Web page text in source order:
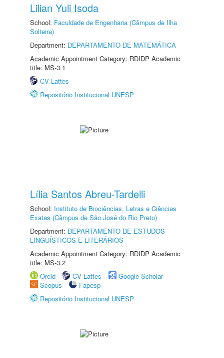
Lilian Yuli Isoda
School: Faculdade de Engenharia (Câmpus de Ilha
Solteira)
Department: DEPARTAMENTO DE MATEMÁTICA
Academic Appointment Category: RDIDP Academic
title: MS-3.1
CV Lattes
Repositório Institucional UNESP
Lília Santos Abreu-Tardelli
School: Instituto de Biociências, Letras e Ciências
Exatas (Câmpus de São José do Rio Preto)
Department: DEPARTAMENTO DE ESTUDOS
LINGUÍSTICOS E LITERÁRIOS
Academic Appointment Category: RDIDP Academic
title: MS-3.2
Orcid
CV Lattes
Google Scholar
Scopus
Fapesp
Repositório Institucional UNESP